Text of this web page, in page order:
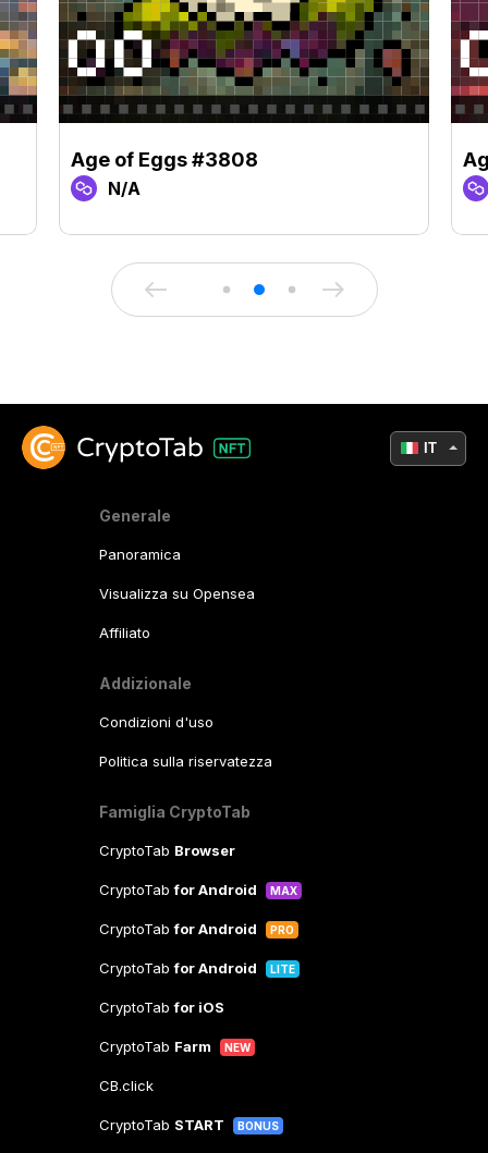
Age of Eggs #3808
N/A
Generale
Panoramica
Visualizza su Opensea
Affiliato
Addizionale
Condizioni d'uso
Politica sulla riservatezza
Famiglia CryptoTab
CryptoTab Browser
CryptoTabfor Android MAX
CryptoTabfor Android PRO
CryptoTabfor Android LITE
CryptoTabfor iOS
CryptoTab Farm NEW
CB.click
CryptoTab START BONUS
IT